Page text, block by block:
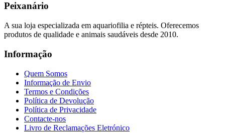
Peixanário
A sua loja especializada em aquariofilia e répteis. Oferecemos
produtos de qualidade e animais saudáveis desde 2010.
Informação
Quem Somos
Informação de Envio
Termos e Condições
Política de Devolução
Política de Privacidade
Contacte-nos
Livro de Reclamações Eletrónico